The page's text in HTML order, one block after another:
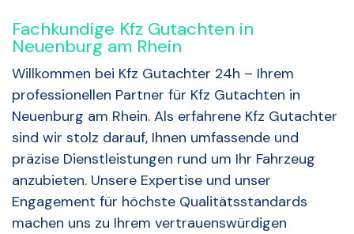
Fachkundige Kfz Gutachten in
Neuenburg am Rhein
Willkommen bei Kfz Gutachter 24h – Ihrem
professionellen Partner für Kfz Gutachten in
Neuenburg am Rhein. Als erfahrene Kfz Gutachter
sind wir stolz darauf, Ihnen umfassende und
präzise Dienstleistungen rund um Ihr Fahrzeug
anzubieten. Unsere Expertise und unser
Engagement für höchste Qualitätsstandards
machen uns zu Ihrem vertrauenswürdigen